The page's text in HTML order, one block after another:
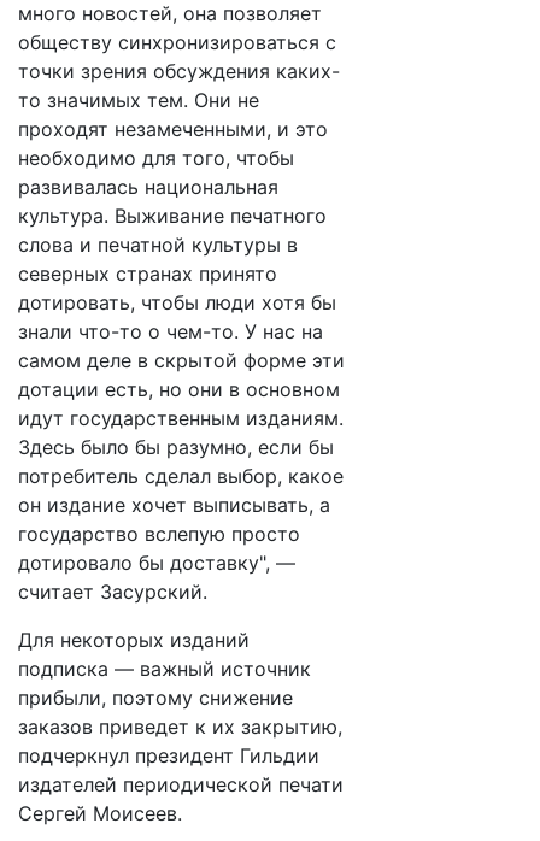
много новостей, она позволяет
обществу синхронизироваться с
точки зрения обсуждения каких-
то значимых тем. Они не
проходят незамеченными, и это
необходимо для того, чтобы
развивалась национальная
культура. Выживание печатного
слова и печатной культуры в
северных странах принято
дотировать, чтобы люди хотя бы
знали что-то о чем-то. У нас на
самом деле в скрытой форме эти
дотации есть, но они в основном
идут государственным изданиям.
Здесь было бы разумно, если бы
потребитель сделал выбор, какое
он издание хочет выписывать, а
государство вслепую просто
дотировало бы доставку", —
считает Засурский.
Для некоторых изданий
подписка — важный источник
прибыли, поэтому снижение
заказов приведет к их закрытию,
подчеркнул президент Гильдии
издателей периодической печати
Сергей Моисеев.